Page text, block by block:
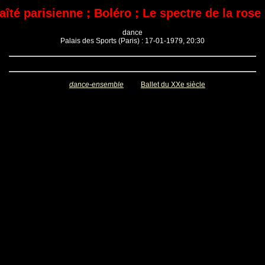
parisienne ; Boléro ; Le spectre de la rose
dance
Palais des Sports (Paris) : 17-01-1979, 20:30
dance-ensemble Ballet du XXe siècle